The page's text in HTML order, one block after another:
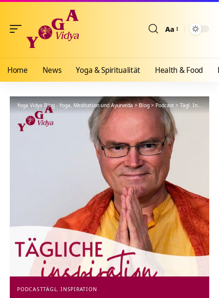
Aa
Home News Yoga & Spiritualität Health & Food
Yoga Vidya Blog - Yoga, Meditation und Ayurveda>Blog>Podcast>Tägl. Inspiration
PODCASTTÄGL. INSPIRATION